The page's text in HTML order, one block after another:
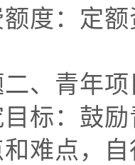
：定额
、青年项
：鼓励
和难点，